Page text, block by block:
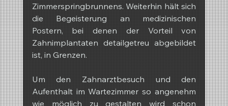
Zimmerspringbrunnens. Weiterhin hält sich
die Begeisterung an medizinischen
Postern, bei denen der Vorteil von
Zahnimplantaten detailgetreu abgebildet
ist, in Grenzen.
Um den Zahnarztbesuch und den
Aufenthalt im Wartezimmer so angenehm
wie möglich zu gestalten wird schon